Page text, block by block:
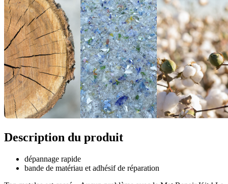
Description du produit
dépannage rapide
bande de matériau et adhésif de réparation